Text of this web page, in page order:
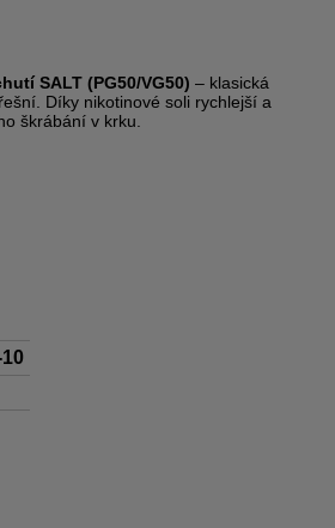
SALT (PG50/VG50) – klasická
Díky nikotinové soli rychlejší a
škrábání v krku.